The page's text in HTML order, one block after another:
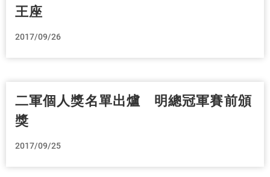
王座
2017/09/26
二軍個人獎名單出爐 明總冠軍賽前頒
獎
2017/09/25